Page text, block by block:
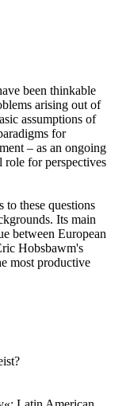
been thinkable
arising out of
assumptions of
for
– as an ongoing
role for perspectives
to these questions
Its main
between European
Hobsbawm's
most productive